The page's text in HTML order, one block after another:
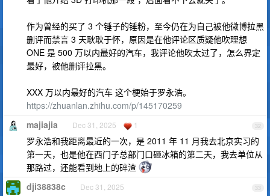
作为曾经的买了 3 个锤子的锤粉，至今仍在为自己被他微博拉黑
删评而禁言 3 天耿耿于怀，原因是在他评论区质疑他吹理想
ONE 是 500 万以内最好的汽车，我评论他吹太过了，怎么界定
最好，被他删评拉黑。
XXX 万以内最好的汽车 这个梗始于罗永浩。
https://zhuanlan.zhihu.com/p/145170259
32
majiajia Dec 31, 2025 1
罗永浩和我距离最近的一次，是 2011 年 11 月我去北京实习的
第一天，也是他在西门子总部门口砸冰箱的第二天，我去单位从
那路过，还能看到地上的碎渣
33
dji38838c Dec 31, 2025